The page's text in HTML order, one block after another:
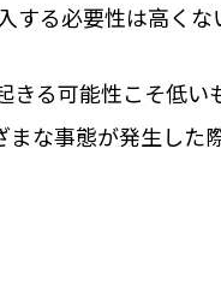
る必要性は高くな
る可能性こそ低
な事態が発生し